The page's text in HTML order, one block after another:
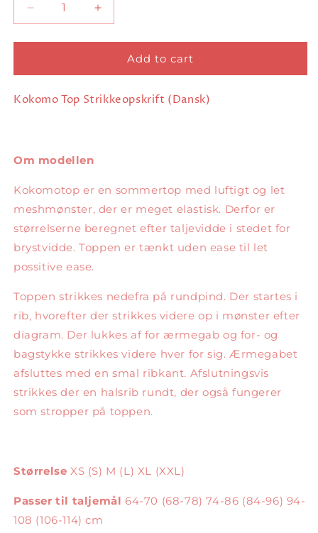
Decrease
quantity
for
Top
Increase
quantity
for
Kokomo
Top
Add to cart
Kokomo Top Strikkeopskrift (Dansk)
Om modellen
Kokomotop er en sommertop med luftigt og let
meshmønster, der er meget elastisk. Derfor er
størrelserne beregnet efter taljevidde i stedet for
brystvidde. Toppen er tænkt uden ease til let
possitive ease.
Toppen strikkes nedefra på rundpind. Der startes i
rib, hvorefter der strikkes videre op i mønster efter
diagram. Der lukkes af for ærmegab og for- og
bagstykke strikkes videre hver for sig. Ærmegabet
afsluttes med en smal ribkant. Afslutningsvis
strikkes der en halsrib rundt, der også fungerer
som stropper på toppen.
Størrelse XS (S) M (L) XL (XXL)
Passer til taljemål 64-70 (68-78) 74-86 (84-96) 94-
108 (106-114) cm